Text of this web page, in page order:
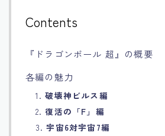
Contents
『ドラゴンボール 超』の概要
各編の魅力
1.破壊神ビルス編
2.復活の「F」編
3.宇宙6対宇宙7編